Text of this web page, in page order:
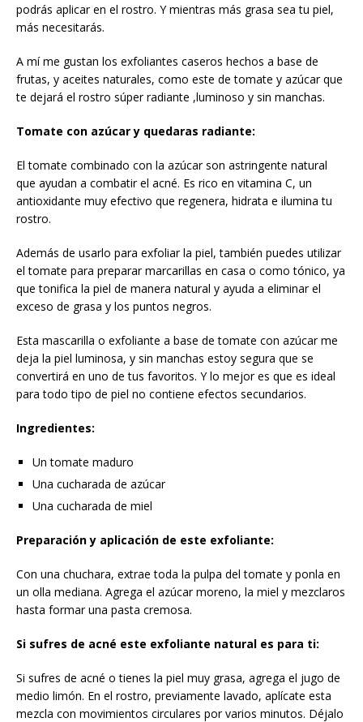
podrás aplicar en el rostro. Y mientras más grasa sea tu piel,
más necesitarás.
A mí me gustan los exfoliantes caseros hechos a base de
frutas, y aceites naturales, como este de tomate y azúcar que
te dejará el rostro súper radiante ,luminoso y sin manchas.
Tomate con azúcar y quedaras radiante:
El tomate combinado con la azúcar son astringente natural
que ayudan a combatir el acné. Es rico en vitamina C, un
antioxidante muy efectivo que regenera, hidrata e ilumina tu
rostro.
Además de usarlo para exfoliar la piel, también puedes utilizar
el tomate para preparar marcarillas en casa o como tónico, ya
que tonifica la piel de manera natural y ayuda a eliminar el
exceso de grasa y los puntos negros.
Esta mascarilla o exfoliante a base de tomate con azúcar me
deja la piel luminosa, y sin manchas estoy segura que se
convertirá en uno de tus favoritos. Y lo mejor es que es ideal
para todo tipo de piel no contiene efectos secundarios.
Ingredientes:
Un tomate maduro
Una cucharada de azúcar
Una cucharada de miel
Preparación y aplicación de este exfoliante:
Con una chuchara, extrae toda la pulpa del tomate y ponla en
un olla mediana. Agrega el azúcar moreno, la miel y mezclaros
hasta formar una pasta cremosa.
Si sufres de acné este exfoliante natural es para ti:
Si sufres de acné o tienes la piel muy grasa, agrega el jugo de
medio limón. En el rostro, previamente lavado, aplícate esta
mezcla con movimientos circulares por varios minutos. Déjalo